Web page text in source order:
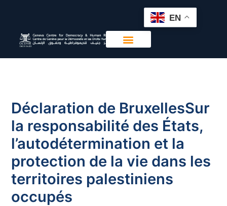
Déclaration de BruxellesSur
la responsabilité des États,
l’autodétermination et la
protection de la vie dans les
territoires palestiniens
occupés
EN